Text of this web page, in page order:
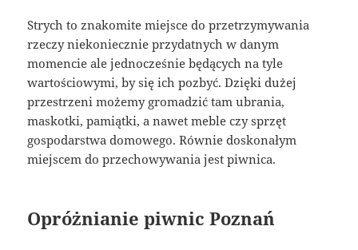
Strych to znakomite miejsce do przetrzymywania
rzeczy niekoniecznie przydatnych w danym
momencie ale jednocześnie będących na tyle
wartościowymi, by się ich pozbyć. Dzięki dużej
przestrzeni możemy gromadzić tam ubrania,
maskotki, pamiątki, a nawet meble czy sprzęt
gospodarstwa domowego. Równie doskonałym
miejscem do przechowywania jest piwnica.
Opróżnianie piwnic Poznań